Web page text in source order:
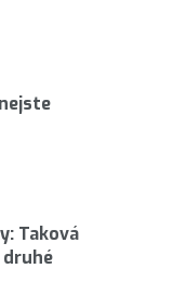
Taková